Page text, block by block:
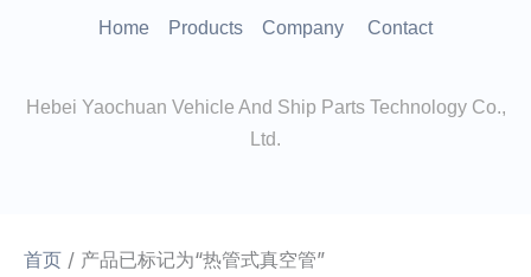
Home Products Company Contact
Hebei Yaochuan Vehicle And Ship Parts Technology Co.,
Ltd.
首页 / 产品已标记为“热管式真空管”